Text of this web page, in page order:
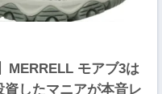
MERRELL モアブ3は
したマニアが本音レ